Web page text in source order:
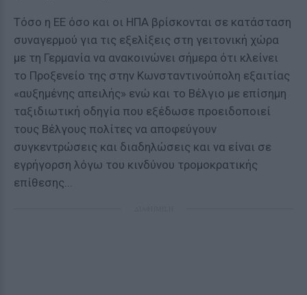
Τόσο η ΕΕ όσο και οι ΗΠΑ βρίσκονται σε κατάσταση
συναγερμού για τις εξελίξεις στη γειτονική χώρα
με τη Γερμανία να ανακοινώνει σήμερα ότι κλείνει
το Προξενείο της στην Κωνσταντινούπολη εξαιτίας
«αυξημένης απειλής» ενώ και το Βέλγιο με επίσημη
ταξιδιωτική οδηγία που εξέδωσε προειδοποιεί
τους Βέλγους πολίτες να αποφεύγουν
συγκεντρώσεις και διαδηλώσεις και να είναι σε
εγρήγορση λόγω του κινδύνου τρομοκρατικής
επίθεσης...